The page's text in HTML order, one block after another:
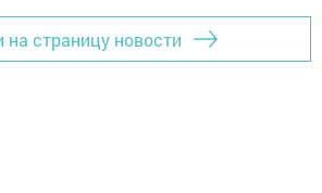
на страницу новости